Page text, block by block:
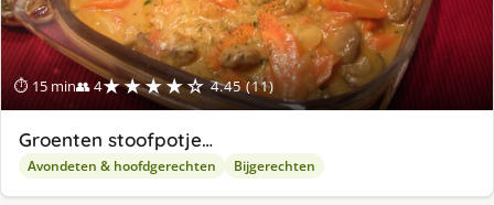
⏱ 15 min👥 4★★★★☆ 4.45 (11)
Groenten stoofpotje…
Avondeten & hoofdgerechten Bijgerechten